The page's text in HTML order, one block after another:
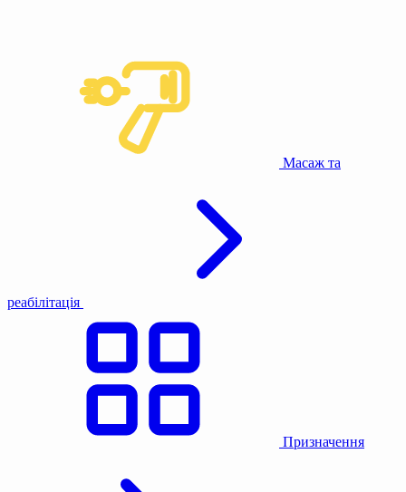
Масаж та
реабілітація
Призначення